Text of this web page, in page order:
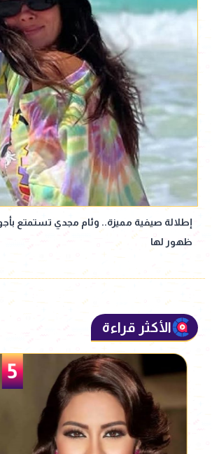
إطلالة صيفية مميزة.. وئام مجدي تستمتع
ظهور لها
الأكثر قراءة
5